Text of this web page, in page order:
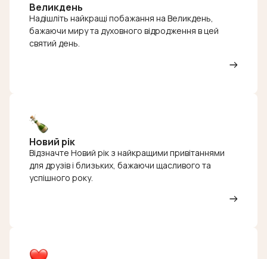
Великдень
Надішліть найкращі побажання на Великдень,
бажаючи миру та духовного відродження в цей
святий день.
Новий рік
Відзначте Новий рік з найкращими привітаннями
для друзів і близьких, бажаючи щасливого та
успішного року.